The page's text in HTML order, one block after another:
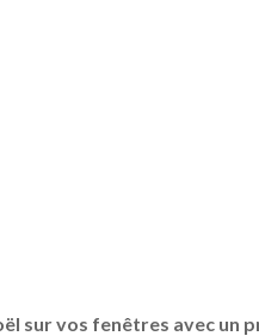
sur vos fenêtres avec un